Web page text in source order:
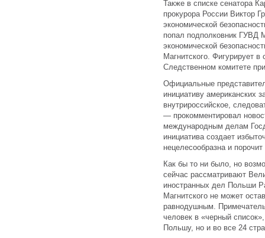
Также в списке сенатора
прокурора России Виктор
экономической
попал подполковник ГУВД
экономической
Магнитского. Фигурирует
Следственном комитете
Официальные
инициативу американских
внутрироссийское,
— прокомментировал
международным делам
инициатива создает
нецелесообразна и
Как бы то ни было, но
сейчас рассматривают
иностранных дел Польши
Магнитского не может
равнодушным.
человек в «черный
Польшу, но и во все 24